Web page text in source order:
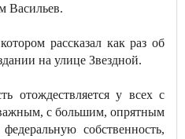
Васильев.
рассказал как раз об
на улице Звездной.
отождествляется у всех с
с большим, опрятным
собственность,